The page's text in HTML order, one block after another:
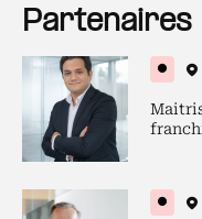
Partenaires